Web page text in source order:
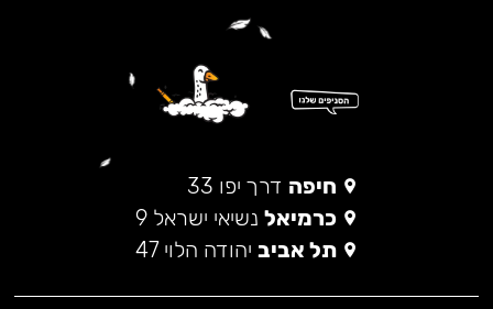
חיפה דרך יפו 33
כרמיאל נשיאי ישראל 9
תל אביב יהודה הלוי 47